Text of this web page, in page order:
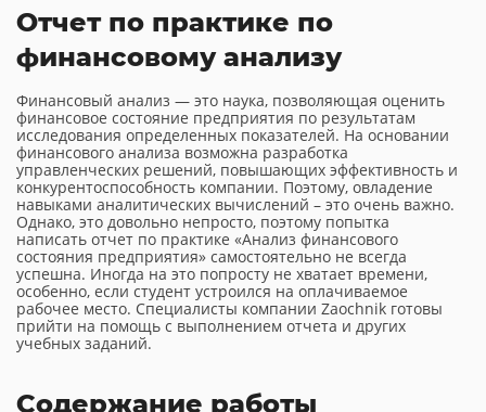
Отчет по практике по
финансовому анализу
Финансовый анализ — это наука, позволяющая оценить
финансовое состояние предприятия по результатам
исследования определенных показателей. На основании
финансового анализа возможна разработка
управленческих решений, повышающих эффективность и
конкурентоспособность компании. Поэтому, овладение
навыками аналитических вычислений – это очень важно.
Однако, это довольно непросто, поэтому попытка
написать отчет по практике «Анализ финансового
состояния предприятия» самостоятельно не всегда
успешна. Иногда на это попросту не хватает времени,
особенно, если студент устроился на оплачиваемое
рабочее место. Специалисты компании Zaochnik готовы
прийти на помощь с выполнением отчета и других
учебных заданий.
Содержание работы